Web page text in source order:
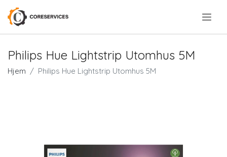
Philips Hue Lightstrip Utomhus 5M
Hjem Philips Hue Lightstrip Utomhus 5M